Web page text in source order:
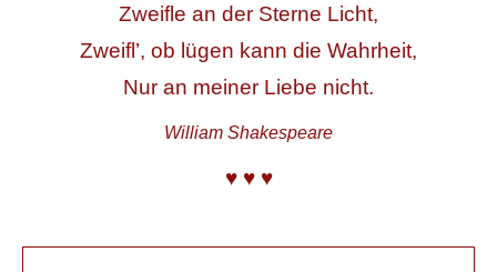
Zweifle an der Sterne Licht,
Zweifl’, ob lügen kann die Wahrheit,
Nur an meiner Liebe nicht.
William Shakespeare
♥ ♥ ♥